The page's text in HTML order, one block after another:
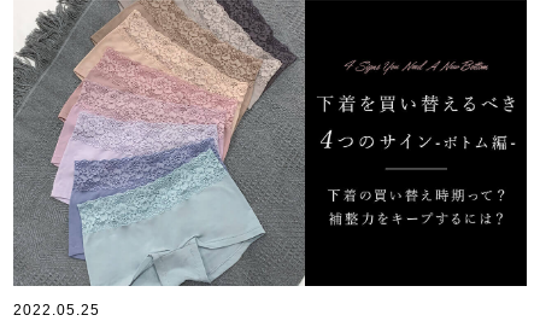
2022.05.25